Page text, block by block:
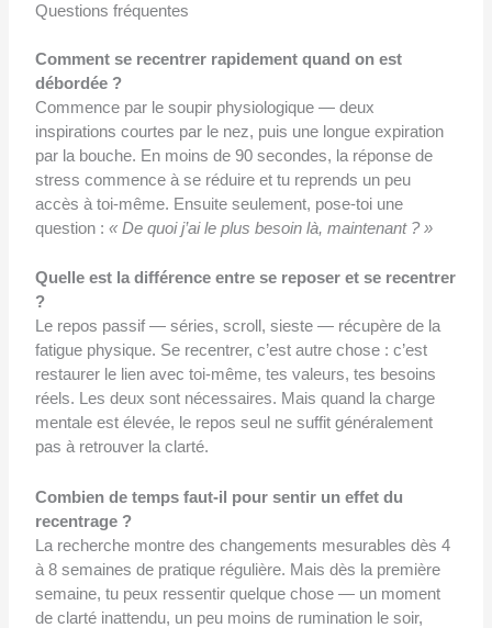
Questions fréquentes
Comment se recentrer rapidement quand on est
débordée ?
Commence par le soupir physiologique — deux
inspirations courtes par le nez, puis une longue expiration
par la bouche. En moins de 90 secondes, la réponse de
stress commence à se réduire et tu reprends un peu
accès à toi-même. Ensuite seulement, pose-toi une
question : « De quoi j’ai le plus besoin là, maintenant ? »
Quelle est la différence entre se reposer et se recentrer
?
Le repos passif — séries, scroll, sieste — récupère de la
fatigue physique. Se recentrer, c’est autre chose : c’est
restaurer le lien avec toi-même, tes valeurs, tes besoins
réels. Les deux sont nécessaires. Mais quand la charge
mentale est élevée, le repos seul ne suffit généralement
pas à retrouver la clarté.
Combien de temps faut-il pour sentir un effet du
recentrage ?
La recherche montre des changements mesurables dès 4
à 8 semaines de pratique régulière. Mais dès la première
semaine, tu peux ressentir quelque chose — un moment
de clarté inattendu, un peu moins de rumination le soir,